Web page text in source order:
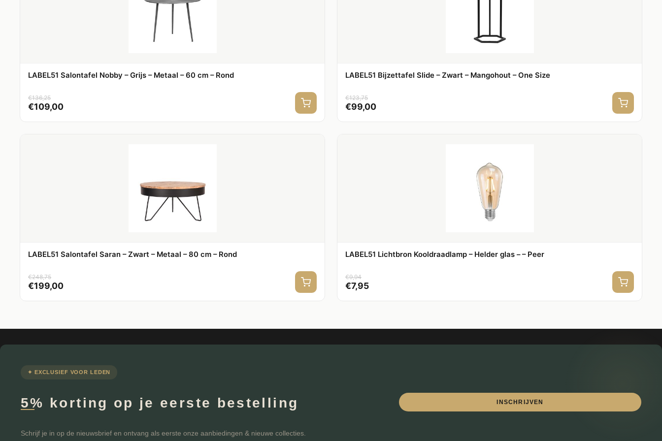
LABEL51 Salontafel Nobby – Grijs – Metaal – 60 cm – Rond
€136,25
€109,00
LABEL51 Bijzettafel Slide – Zwart – Mangohout – One Size
€123,75
€99,00
LABEL51 Salontafel Saran – Zwart – Metaal – 80 cm – Rond
€248,75
€199,00
LABEL51 Lichtbron Kooldraadlamp – Helder glas – – Peer
€9,94
€7,95
✦ EXCLUSIEF VOOR LEDEN
5% korting op je eerste bestelling
Schrijf je in op de nieuwsbrief en ontvang als eerste onze aanbiedingen & nieuwe collecties.
INSCHRIJVEN